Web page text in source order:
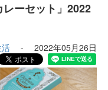
ーセット」2022
- 2022年05月26日